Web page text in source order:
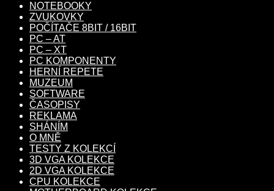
NOTEBOOKY
ZVUKOVKY
POČÍTAČE 8BIT / 16BIT
PC – AT
PC – XT
PC KOMPONENTY
HERNÍ REPETE
MUZEUM
SOFTWARE
ČASOPISY
REKLAMA
SHÁNÍM
O MNĚ
TESTY Z KOLEKCÍ
3D VGA KOLEKCE
2D VGA KOLEKCE
CPU KOLEKCE